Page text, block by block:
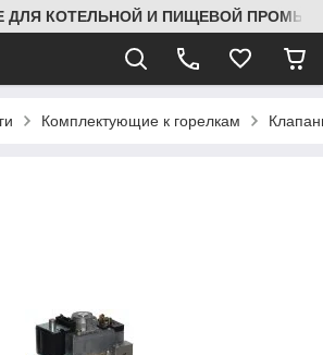
КОТЕЛЬНОЙ И ПИЩЕВОЙ
Комплектующие к горелкам